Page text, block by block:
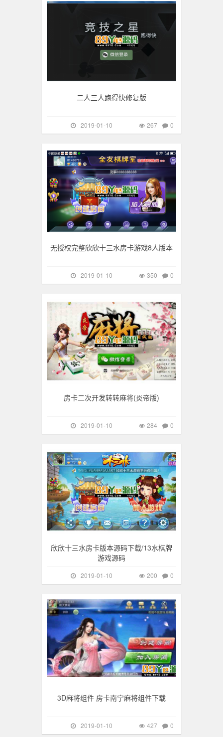
二人三人跑得快修复版
2019-01-10 0
267
无授权完整欣欣十三水房卡游戏8人版本
手游棋牌 350
2019-01-10 0
350
房卡二次开发转转麻将(炎帝版)
手游棋牌 284
2019-01-10 0
284
欣欣十三水房卡版本源码下载/13水棋牌
游戏源码
手游棋牌 200
2019-01-10 0
200
3D麻将组件 房卡南宁麻将组件下载
手游棋牌 427
2019-01-10 0
427
手游棋牌 415